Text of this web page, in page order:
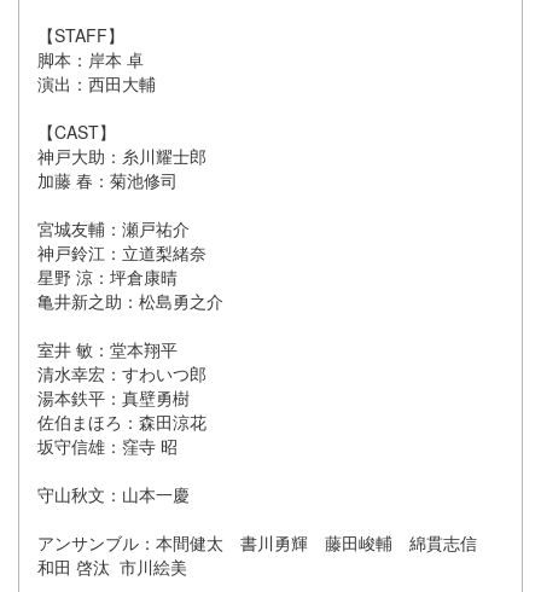
【STAFF】
脚本：岸本 卓
演出：西田大輔
【CAST】
神戸大助：糸川耀士郎
加藤 春：菊池修司
宮城友輔：瀬戸祐介
神戸鈴江：立道梨緒奈
星野 涼：坪倉康晴
亀井新之助：松島勇之介
室井 敏：堂本翔平
清水幸宏：すわいつ郎
湯本鉄平：真壁勇樹
佐伯まほろ：森田涼花
坂守信雄：窪寺 昭
守山秋文：山本一慶
アンサンブル：本間健太 書川勇輝 藤田峻輔 綿貫志信
和田 啓汰 市川絵美